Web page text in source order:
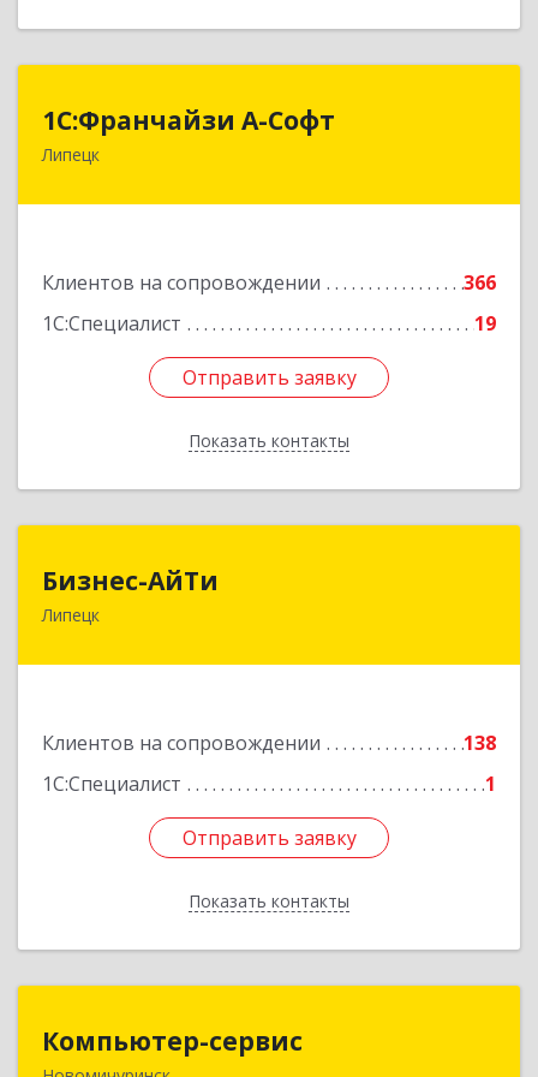
1С:Франчайзи А-Софт
Липецк
Клиентов на сопровождении
366
1С:Специалист
19
Отправить заявку
Показать контакты
1С:Франчайзи А-Софт
398059, Липецкая обл, Липецк г, Фрунзе ул,
Отправить заявку
Назад
Бизнес-АйТи
Липецк
Клиентов на сопровождении
138
1С:Специалист
1
Отправить заявку
Показать контакты
398008, Липецкая обл, Липецк г, 50 лет НЛМК
Отправить заявку
Назад
Компьютер-сервис